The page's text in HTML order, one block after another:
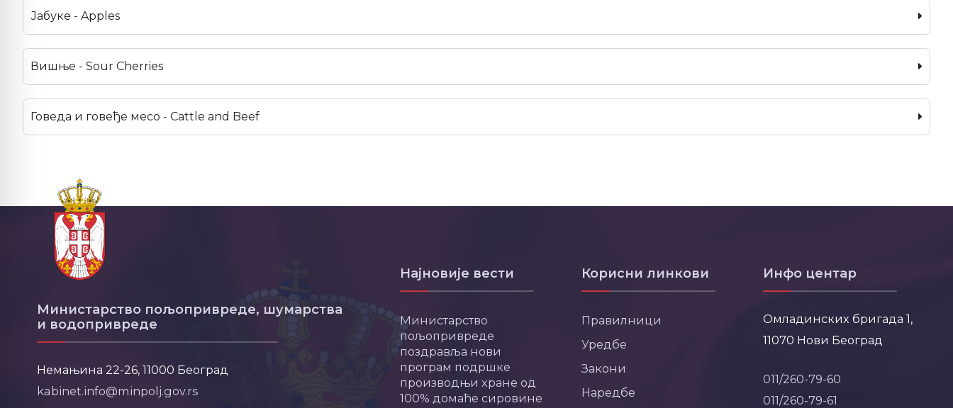
Јабуке - Apples
Вишње - Sour Cherries
Говеда и говеђе месо - Cattle and Beef
Министарство пољопривреде, шумарства
и водопривреде
Немањина 22-26, 11000 Београд
kabinet.info@minpolj.gov.rs
Најновије вести
Министарство
пољопривреде
поздравља нови
програм подршке
производњи хране од
100% домаће сировине
Корисни линкови
Правилници
Уредбе
Закони
Наредбе
Инфо центар
Омладинских бригада 1,
11070 Нови Београд
011/260-79-60
011/260-79-61